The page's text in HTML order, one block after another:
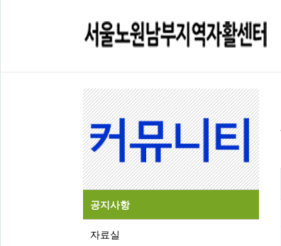
공지사항
자료실